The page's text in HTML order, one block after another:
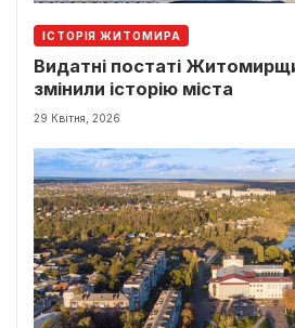
ІСТОРІЯ ЖИТОМИРА
Видатні постаті
змінили історію міста
29 Квітня, 2026